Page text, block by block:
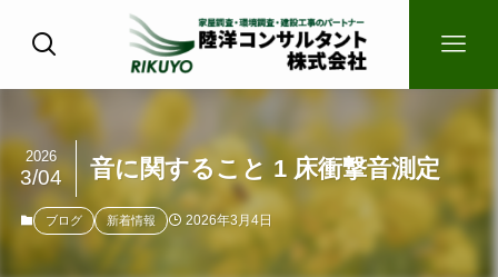
音に関すること 1 床衝撃音測定
2026
3/04
ブログ 新着情報 2026年3月4日